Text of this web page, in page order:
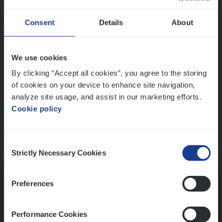
Consent Details About
We use cookies
By clicking “Accept all cookies”, you agree to the storing
of cookies on your device to enhance site navigation,
analyze site usage, and assist in our marketing efforts.
Cookie policy
Selection
Strictly Necessary Cookies
Preferences
Performance Cookies
Ons sollicitatieproces